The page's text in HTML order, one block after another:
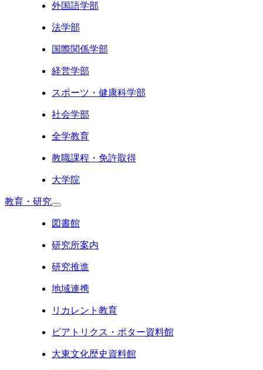
外国語学部
法学部
国際関係学部
経営学部
スポーツ・健康科学部
社会学部
全学教育
教職課程・免許取得
大学院
教育・研究
図書館
研究所案内
研究推進
地域連携
リカレント教育
ビアトリクス・ポター資料館
大東文化歴史資料館